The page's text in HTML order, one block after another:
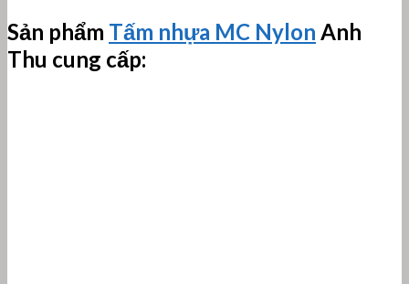
Sản phẩm Tấm nhựa MC Nylon Anh
Thu cung cấp: